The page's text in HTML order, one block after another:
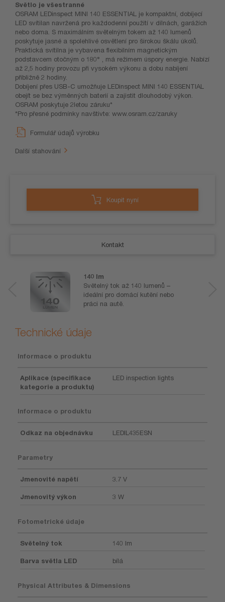
Světlo je všestranné
OSRAM LEDinspect MINI 140 ESSENTIAL je kompaktní, dobíjecí
LED svítilan navržená pro každodenní použití v dílnách, garážích
nebo doma. S maximálním světelným tokem až 140 lumenů
poskytuje jasné a spolehlivé osvětlení pro širokou škálu úkolů.
Praktická svítilna je vybavena flexibilním magnetickým
podstavcem otočným o 180° , má režimem úspory energie. Nabízí
až 2,5 hodiny provozu při vysokém výkonu a dobu nabíjení
přibližně 2 hodiny.
Dobíjení přes USB-C umožňuje LEDinspect MINI 140 ESSENTIAL
obejít se bez výměnných baterií a zajistit dlouhodobý výkon.
OSRAM poskytuje 2letou záruku*
*Pro přesné podmínky navštivte: www.osram.cz/zaruky
Formulář údajů výrobku
Další stahování
Koupit nyní
Kontakt
140 lm
Světelný tok až 140 lumenů –
ideální pro domácí kutění nebo
práci na autě.
Technické údaje
Informace o produktu
Aplikace (specifikace
kategorie a produktu)
LED inspection lights
Informace o produktu
Odkaz na objednávku LEDIL435ESN
Parametry
Jmenovité napětí 3.7 V
Jmenovitý výkon 3 W
Fotometrické údaje
Světelný tok 140 lm
Barva světla LED bílá
Physical Attributes & Dimensions